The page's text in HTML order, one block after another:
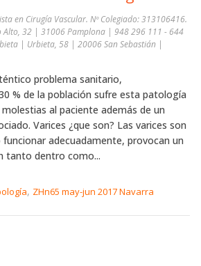
en Cirugía Vascular. Nº Colegiado: 313106416.
Alto, 32 | 31006 Pamplona | 948 296 111 - 644
| Urbieta, 58 | 20006 San Sebastián |
problema sanitario,
% de la población sufre esta patología
al paciente además de un
Varices ¿que son? Las varices son
adecuadamente, provocan un
tanto dentro como...
, ZHn65 may-jun 2017 Navarra